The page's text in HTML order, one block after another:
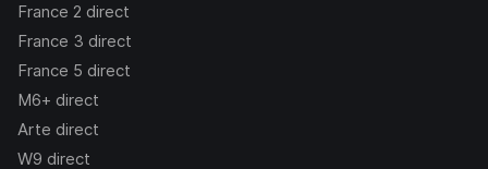
France 2 direct
France 3 direct
France 5 direct
M6+ direct
Arte direct
W9 direct